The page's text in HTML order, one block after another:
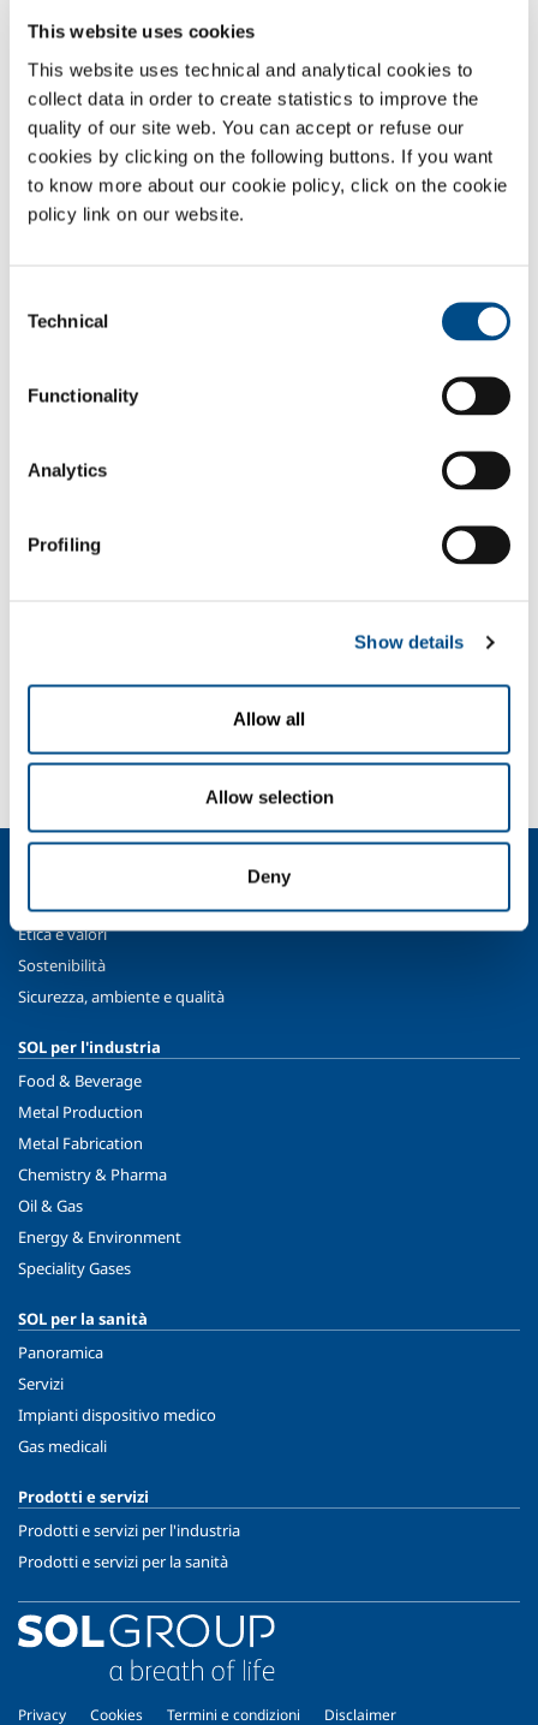
This website uses cookies
This website uses technical and analytical cookies to
collect data in order to create statistics to improve the
quality of our site web. You can accept or refuse our
cookies by clicking on the following buttons. If you want
to know more about our cookie policy, click on the cookie
policy link on our website.
Selection
Technical
Functionality
Analytics
Profiling
Show details
Allow all
Allow selection
Deny
SPG - SOL PLIN
GORENJSKA d.o.o.
Cesta železarjev 8
4270 Jesenice
+386(0)4 5833 325
+386(0)4 5833 328
Headquarter
Via Borgazzi, 27
f +39 039 23 96 265
SOL per l'industria
SOL per la sanità
Devi fare una segnalazione? Hai bisogno di
informazioni?
Contattaci
Profilo aziendale
Etica e valori
Sostenibilità
Sicurezza, ambiente e qualità
SOL per l'industria
Food & Beverage
Metal Production
Metal Fabrication
Chemistry & Pharma
Oil & Gas
Energy & Environment
Speciality Gases
SOL per la sanità
Panoramica
Servizi
Impianti dispositivo medico
Gas medicali
Prodotti e servizi
Prodotti e servizi per l'industria
Prodotti e servizi per la sanità
Privacy Cookies Termini e condizioni
Disclaimer